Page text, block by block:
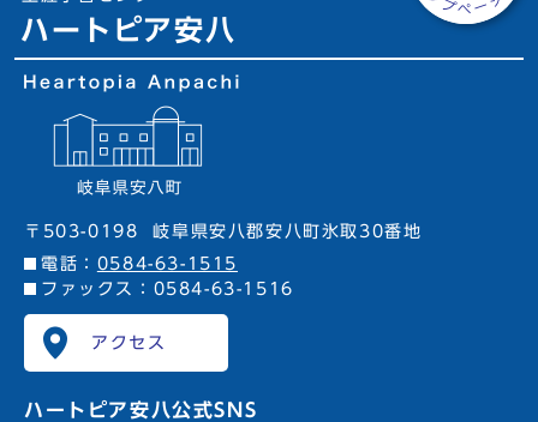
ハートピア安八
〒503-0198
岐阜県安八郡安八町氷取30番地
電話： 0584-63-1515
ファックス：0584-63-1516
アクセス
ハートピア安八公式SNS